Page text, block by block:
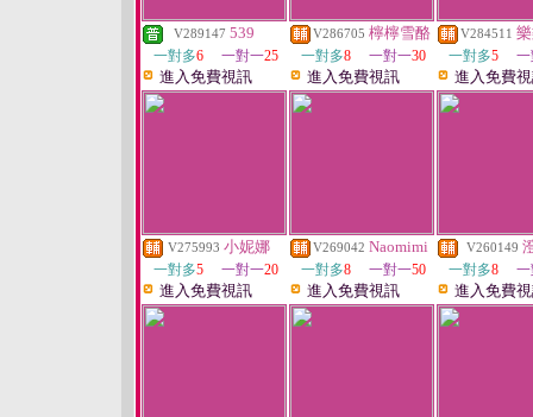
V289147 539
一對多6 一對一25
進入免費視訊
V286705 檸檸雪酪
一對多8 一對一30
進入免費視訊
V284511
一對多5
進入免費
V275993 小妮娜
一對多5 一對一20
進入免費視訊
V269042 Naomimi
一對多8 一對一50
進入免費視訊
V260149
一對多8
進入免費